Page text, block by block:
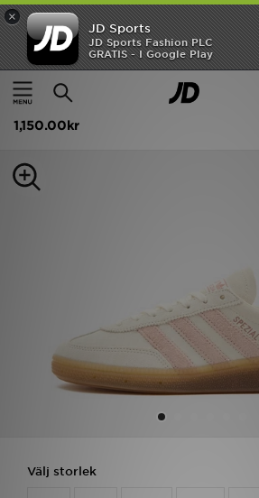
×
JD Sports
JD Sports Fashion PLC
GRATIS - I Google Play
Hem
Barn
adidas Originals Handball Spezial
1,150.00kr
Välj storlek
Hem
Rea
Dam